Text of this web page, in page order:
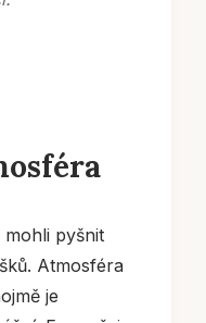
mohli pyšnit
Atmosféra
je